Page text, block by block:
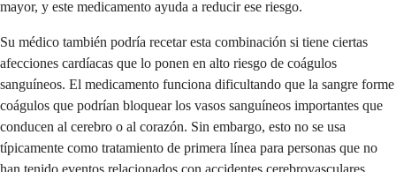
mayor, y este medicamento ayuda a reducir ese riesgo.
Su médico también podría recetar esta combinación si tiene ciertas
afecciones cardíacas que lo ponen en alto riesgo de coágulos
sanguíneos. El medicamento funciona dificultando que la sangre forme
coágulos que podrían bloquear los vasos sanguíneos importantes que
conducen al cerebro o al corazón. Sin embargo, esto no se usa
típicamente como tratamiento de primera línea para personas que no
han tenido eventos relacionados con accidentes cerebrovasculares.